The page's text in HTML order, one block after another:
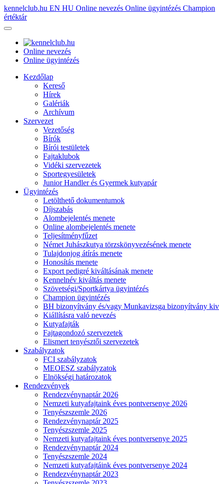
kennelclub.hu EN HU Online nevezés Online ügyintézés Champion
értéktár
Online nevezés
Online ügyintézés
Kezdőlap
Kereső
Hírek
Galériák
Archívum
Szervezet
Vezetőség
Bírók
Bírói testületek
Fajtaklubok
Vidéki szervezetek
Sportegyesületek
Junior Handler és Gyermek kutyapár
Ügyintézés
Letölthető dokumentumok
Díjszabás
Alombejelentés menete
Online alombejelentés menete
Teljesítményfűzet
Német Juhászkutya törzskönyvezésének menete
Tulajdonjog átírás menete
Honosítás menete
Export pedigré kiváltásának menete
Kennelnév kiváltás menete
Szövetségi/Sportkártya ügyintézés
Champion ügyintézés
BH bizonyítvány és/vagy Munkavizsga bizonyítvány
Kiállításra való nevezés
Kutyafajták
Fajtagondozó szervezetek
Elismert tenyésztői szervezetek
Szabályzatok
FCI szabályzatok
MEOESZ szabályzatok
Elnökségi határozatok
Rendezvények
Rendezvénynaptár 2026
Nemzeti kutyafajtaink éves pontversenye 2026
Tenyészszemle 2026
Rendezvénynaptár 2025
Tenyészszemle 2025
Nemzeti kutyafajtaink éves pontversenye 2025
Rendezvénynaptár 2024
Tenyészszemle 2024
Nemzeti kutyafajtáink éves pontversenye 2024
Rendezvénynaptár 2023